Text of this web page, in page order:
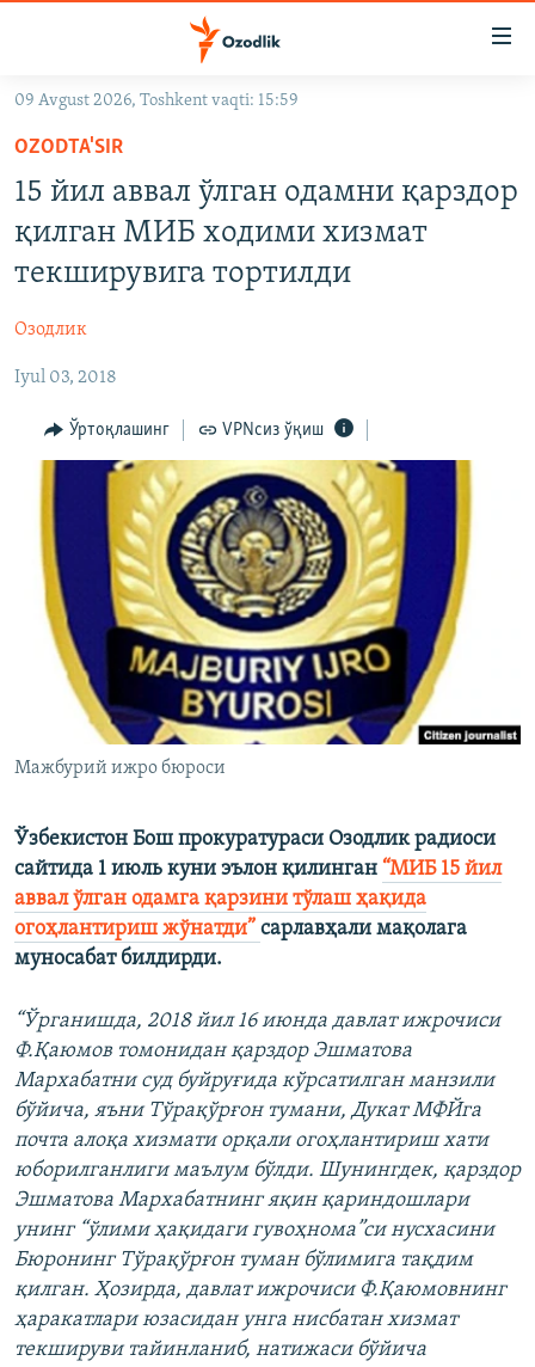
Асосий
навигацияга
ўтинг
Қидиришга
ўтинг
На русском
ИЖТИМОИЙ ТАРМОҚЛАР
Озодлик бошқа тилларда
09 Avgust 2026, Toshkent vaqti: 15:59
OZODTA'SIR
15 йил аввал ўлган одамни қарздор
қилган МИБ ходими хизмат
текширувига тортилди
Озодлик
Iyul 03, 2018
Ўртоқлашинг VPNсиз ўқиш
Мажбурий ижро бюроси
Ўзбекистон Бош прокуратураси Озодлик радиоси
сайтида 1 июль куни эълон қилинган “МИБ 15 йил
аввал ўлган одамга қарзини тўлаш ҳақида
огоҳлантириш жўнатди” сарлавҳали мақолага
муносабат билдирди.
“Ўрганишда, 2018 йил 16 июнда давлат ижрочиси
Ф.Қаюмов томонидан қарздор Эшматова
Мархабатни суд буйруғида кўрсатилган манзили
бўйича, яъни Тўрақўрғон тумани, Дукат МФЙга
почта алоқа хизмати орқали огоҳлантириш хати
юборилганлиги маълум бўлди. Шунингдек, қарздор
Эшматова Мархабатнинг яқин қариндошлари
унинг “ўлими ҳақидаги гувоҳнома”си нусхасини
Бюронинг Тўрақўрғон туман бўлимига тақдим
қилган. Ҳозирда, давлат ижрочиси Ф.Қаюмовнинг
ҳаракатлари юзасидан унга нисбатан хизмат
текшируви тайинланиб, натижаси бўйича